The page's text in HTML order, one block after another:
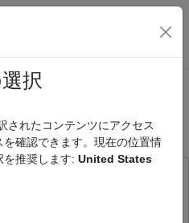
ビゲーション メ
ピュレーター重
計算
択
されたコンテンツにアクセス
確認できます。現在の位置情
推奨します: United States